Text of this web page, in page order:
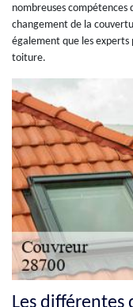
nombreuses compétences
changement de la
également que les
toiture.
Les